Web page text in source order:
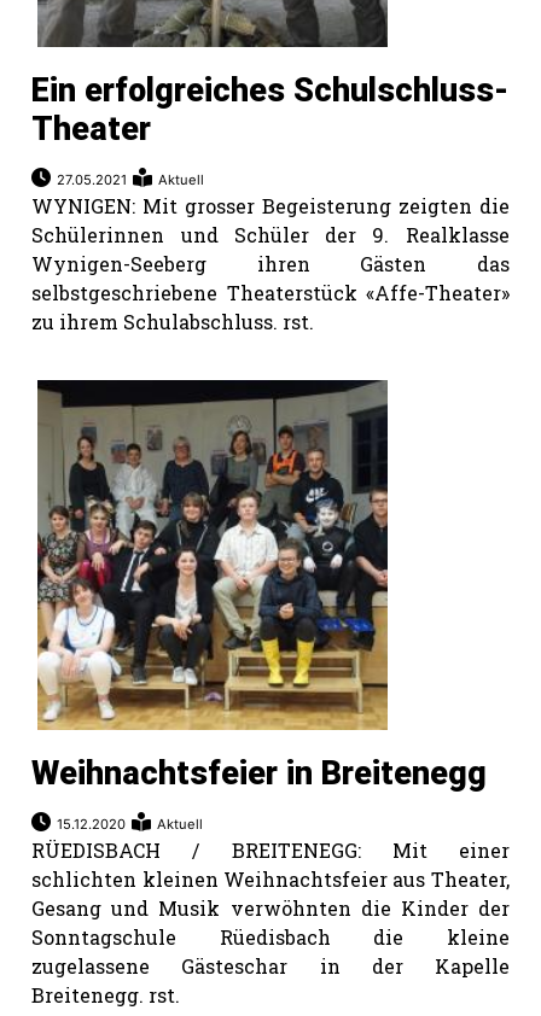
Ein erfolgreiches Schulschluss-
Theater
27.05.2021 Aktuell
WYNIGEN: Mit grosser Begeisterung zeigten die
Schülerinnen und Schüler der 9. Realklasse
Wynigen-Seeberg ihren Gästen das
selbstgeschriebene Theaterstück «Affe-Theater»
zu ihrem Schulabschluss. rst.
Weihnachtsfeier in Breitenegg
15.12.2020 Aktuell
RÜEDISBACH / BREITENEGG: Mit einer
schlichten kleinen Weihnachtsfeier aus Theater,
Gesang und Musik verwöhnten die Kinder der
Sonntagschule Rüedisbach die kleine
zugelassene Gästeschar in der Kapelle
Breitenegg. rst.